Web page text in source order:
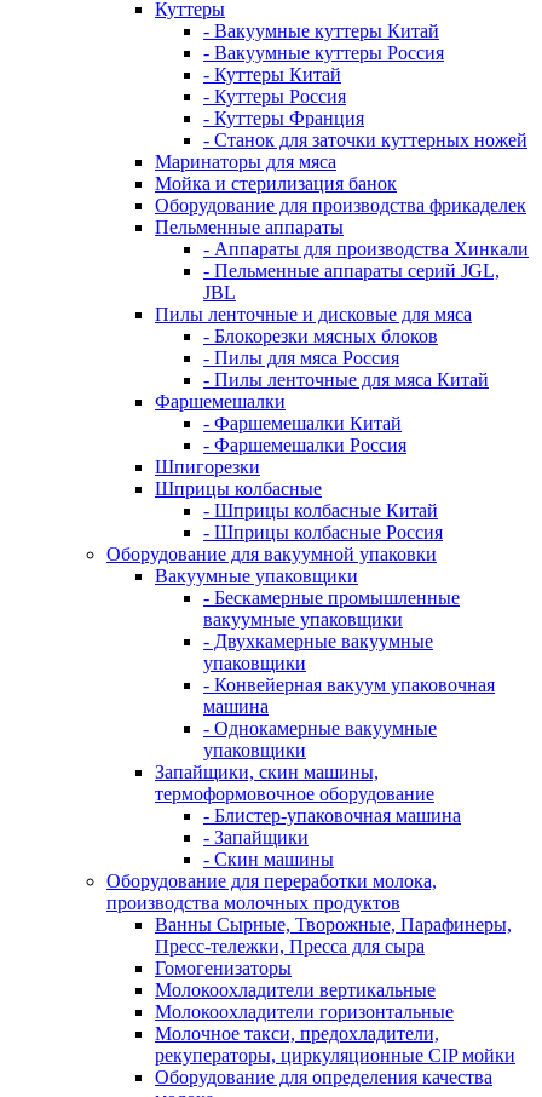
Куттеры
- Вакуумные куттеры Китай
- Вакуумные куттеры Россия
- Куттеры Китай
- Куттеры Россия
- Куттеры Франция
- Станок для заточки куттерных ножей
Маринаторы для мяса
Мойка и стерилизация банок
Оборудование для производства фрикаделек
Пельменные аппараты
- Аппараты для производства Хинкали
- Пельменные аппараты серий JGL,
JBL
Пилы ленточные и дисковые для мяса
- Блокорезки мясных блоков
- Пилы для мяса Россия
- Пилы ленточные для мяса Китай
Фаршемешалки
- Фаршемешалки Китай
- Фаршемешалки Россия
Шпигорезки
Шприцы колбасные
- Шприцы колбасные Китай
- Шприцы колбасные Россия
Оборудование для вакуумной упаковки
Вакуумные упаковщики
- Бескамерные промышленные
вакуумные упаковщики
- Двухкамерные вакуумные
упаковщики
- Конвейерная вакуум упаковочная
машина
- Однокамерные вакуумные
упаковщики
Запайщики, скин машины,
термоформовочное оборудование
- Блистер-упаковочная машина
- Запайщики
- Скин машины
Оборудование для переработки молока,
производства молочных продуктов
Ванны Сырные, Творожные, Парафинеры,
Пресс-тележки, Пресса для сыра
Гомогенизаторы
Молокоохладители вертикальные
Молокоохладители горизонтальные
Молочное такси, предохладители,
рекуператоры, циркуляционные CIP мойки
Оборудование для определения качества